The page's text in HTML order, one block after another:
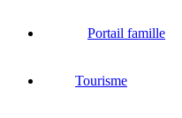
Portail famille
Tourisme